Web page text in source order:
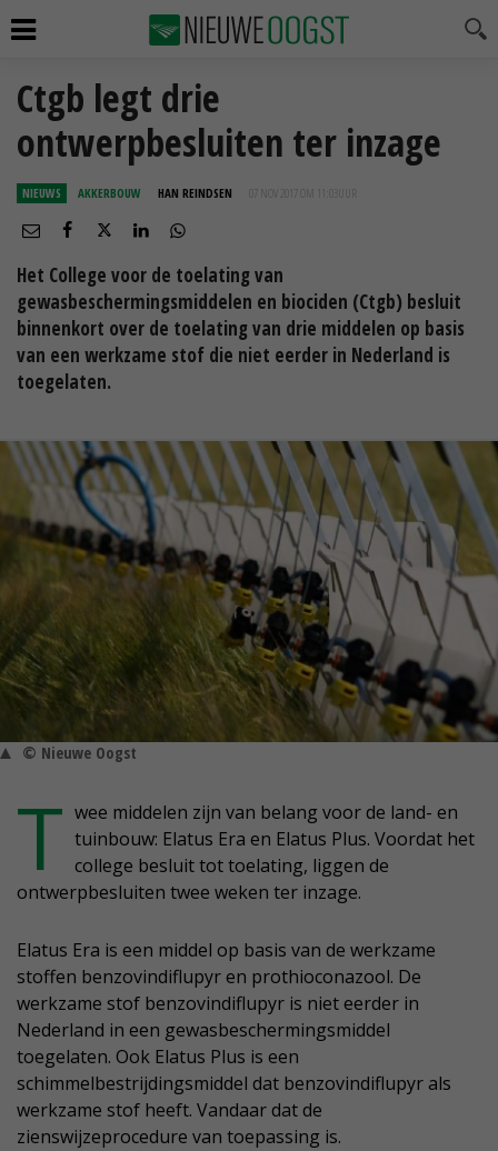
Ctgb legt drie
ontwerpbesluiten ter inzage
NIEUWS AKKERBOUW HAN REINDSEN 07 NOV 2017 OM 11:03
Het College voor de toelating van
gewasbeschermingsmiddelen en biociden (Ctgb) besluit
binnenkort over de toelating van drie middelen op basis
van een werkzame stof die niet eerder in Nederland is
toegelaten.
© Nieuwe Oogst
T wee middelen zijn van belang voor de land- en
tuinbouw: Elatus Era en Elatus Plus. Voordat het
college besluit tot toelating, liggen de
ontwerpbesluiten twee weken ter inzage.
Elatus Era is een middel op basis van de werkzame
stoffen benzovindiflupyr en prothioconazool. De
werkzame stof benzovindiflupyr is niet eerder in
Nederland in een gewasbeschermingsmiddel
toegelaten. Ook Elatus Plus is een
schimmelbestrijdingsmiddel dat benzovindiflupyr als
werkzame stof heeft. Vandaar dat de
zienswijzeprocedure van toepassing is.